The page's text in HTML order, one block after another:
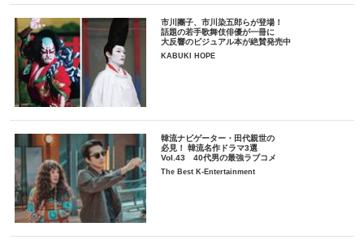
市川團子、市川染五郎らが登場！
話題の若手歌舞伎俳優が一冊に
大反響のビジュアル本が絶賛発売中
KABUKI HOPE
韓流ナビゲーター・田代親世の
必見！ 韓流名作ドラマ3選
Vol.43 40代男の最強ラブコメ
The Best K-Entertainment